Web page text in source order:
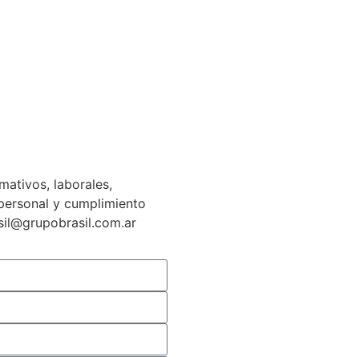
laborales,
y cumplimiento